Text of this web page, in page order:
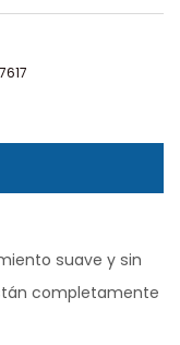
suave y sin
completamente